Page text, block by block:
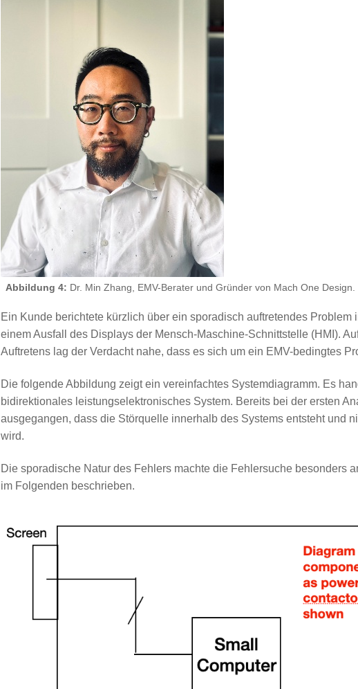
Abbildung 4: Dr. Min Zhang, EMV-Berater und Gründer von Mach One Design.
Ein Kunde berichtete kürzlich über ein sporadisch auftretendes Problem
einem Ausfall des Displays der Mensch-Maschine-Schnittstelle (HMI).
Auftretens lag der Verdacht nahe, dass es sich um ein EMV-bedingtes
Die folgende Abbildung zeigt ein vereinfachtes Systemdiagramm. Es
bidirektionales leistungselektronisches System. Bereits bei der ersten
ausgegangen, dass die Störquelle innerhalb des Systems entsteht und
wird.
Die sporadische Natur des Fehlers machte die Fehlersuche besonders
im Folgenden beschrieben.